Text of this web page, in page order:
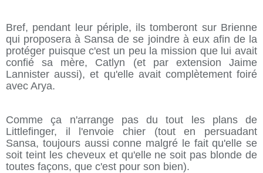
Bref, pendant leur périple, ils tomberont sur Brienne
qui proposera à Sansa de se joindre à eux afin de la
protéger puisque c'est un peu la mission que lui avait
confié sa mère, Catlyn (et par extension Jaime
Lannister aussi), et qu'elle avait complètement foiré
avec Arya.
Comme ça n'arrange pas du tout les plans de
Littlefinger, il l'envoie chier (tout en persuadant
Sansa, toujours aussi conne malgré le fait qu'elle se
soit teint les cheveux et qu'elle ne soit pas blonde de
toutes façons, que c'est pour son bien).